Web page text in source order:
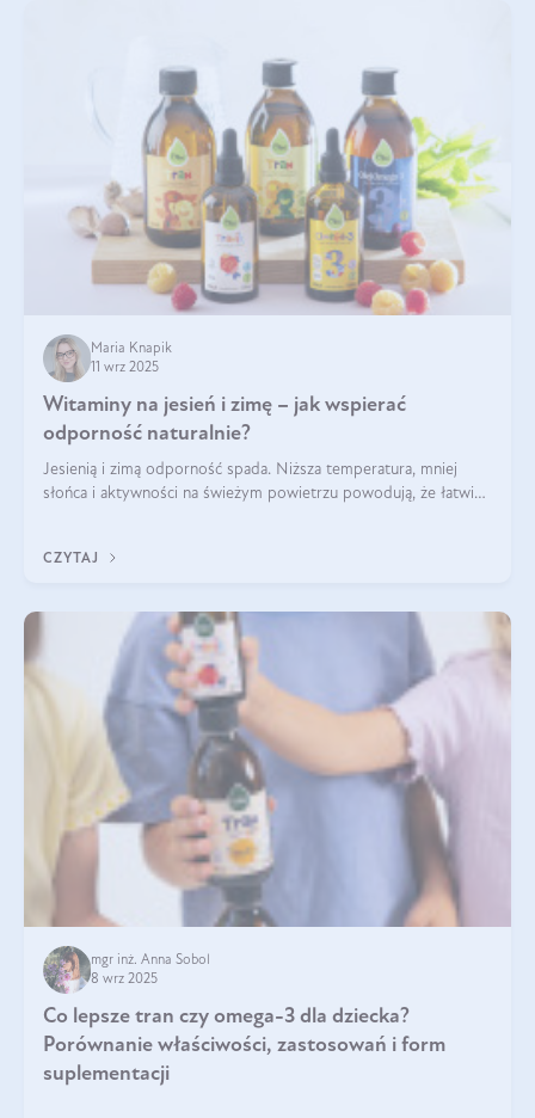
Maria Knapik
11 wrz 2025
Witaminy na jesień i zimę – jak wspierać
odporność naturalnie?
Jesienią i zimą odporność spada. Niższa temperatura, mniej
słońca i aktywności na świeżym powietrzu powodują, że łatwiej
suplementować jesienią i zimą?
CZYTAJ
mgr inż. Anna Sobol
8 wrz 2025
Co lepsze tran czy omega-3 dla dziecka?
Porównanie właściwości, zastosowań i form
suplementacji